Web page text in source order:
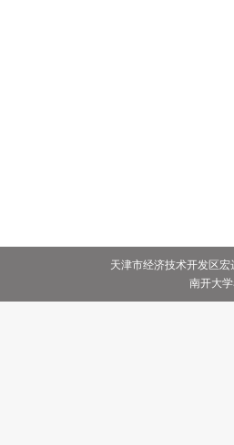
天津市经济技术开发区宏
南开大